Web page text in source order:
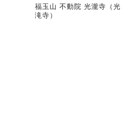
福玉山 不動院 光瀧寺（光
滝寺）